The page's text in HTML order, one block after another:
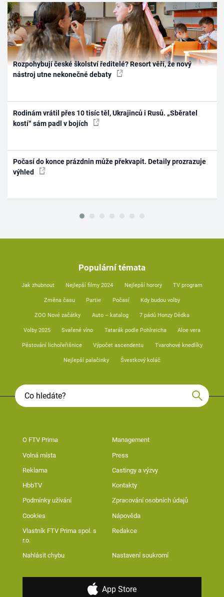
Rozpohybují české školství ředitelé? Resort věří, že nový
nástroj utne nekonečné debaty
Rodinám vrátil přes 10 tisíc těl, Ukrajinců i Rusů. „Sběratel
kostí“ sám padl v bojích
Počasí do konce prázdnin může překvapit. Detaily prozrazuje
výhled
Populární témata
Jak zhubnout Nejlepší filmy 2024 Nejlepší horory TV program
Změna času Partie Počasí Kdy budou volby
ZOO Nové začátky Auto – katalog 7 pádů Honzy Dědka
Volby 2025 Svařené víno Tatarák podle Pohlreicha Aloe vera
Pěstování lichořeřišnice Výpočet ascendentu Tvarohové knedlíky
Nejlepší palačinky Švestkový koláč
O FTV Prima Management
Volná místa Press
Reklama Castingy a výzvy
HbbTV Kontakty
Podmínky užívání Zpracování osobních údajů
Cookies Nápověda
Vlastník FTV Prima spol. s
r.o.
Redakce
Nahlásit chybu Nastavení soukromí
App Store